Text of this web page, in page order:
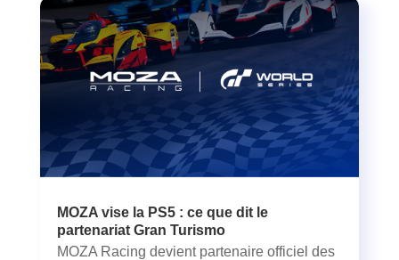
MOZA vise la PS5 : ce que dit le
partenariat Gran Turismo
MOZA Racing devient partenaire officiel des